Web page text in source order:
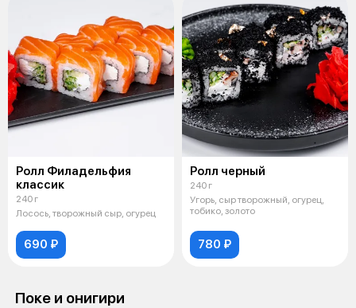
Ролл Филадельфия
классик
240 г
Лосось, творожный сыр, огурец
690 ₽
Ролл черный
240 г
Угорь, сыр творожный, огурец,
тобико, золото
780 ₽
Поке и онигири